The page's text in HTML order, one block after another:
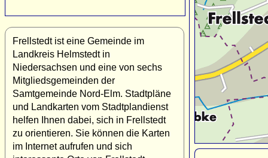
Frellstedt ist eine Gemeinde im
Landkreis Helmstedt in
Niedersachsen und eine von sechs
Mitgliedsgemeinden der
Samtgemeinde Nord-Elm. Stadtpläne
und Landkarten vom Stadtplandienst
helfen Ihnen dabei, sich in Frellstedt
zu orientieren. Sie können die Karten
im Internet aufrufen und sich